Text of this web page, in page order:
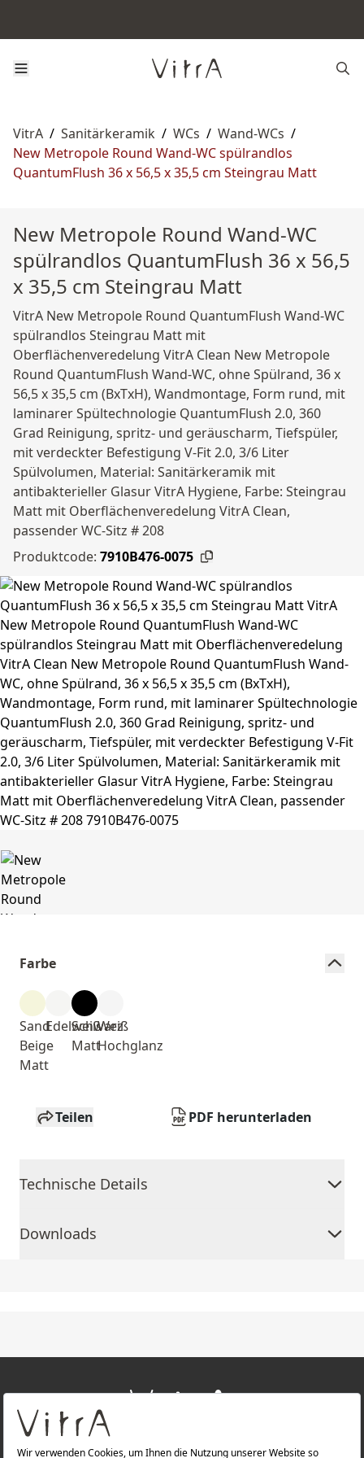
VitrA / Sanitärkeramik / WCs / Wand-WCs /
New Metropole Round Wand-WC spülrandlos
QuantumFlush 36 x 56,5 x 35,5 cm Steingrau Matt
New Metropole Round Wand-WC
spülrandlos QuantumFlush 36 x 56,5
x 35,5 cm Steingrau Matt
VitrA New Metropole Round QuantumFlush Wand-WC
spülrandlos Steingrau Matt mit
Oberflächenveredelung VitrA Clean New Metropole
Round QuantumFlush Wand-WC, ohne Spülrand, 36 x
56,5 x 35,5 cm (BxTxH), Wandmontage, Form rund, mit
laminarer Spültechnologie QuantumFlush 2.0, 360
Grad Reinigung, spritz- und geräuscharm, Tiefspüler,
mit verdeckter Befestigung V-Fit 2.0, 3/6 Liter
Spülvolumen, Material: Sanitärkeramik mit
antibakterieller Glasur VitrA Hygiene, Farbe: Steingrau
Matt mit Oberflächenveredelung VitrA Clean,
passender WC-Sitz # 208
Produktcode: 7910B476-0075
Farbe
Sand
Beige
Matt
Edelweiß
Schwarz
Matt
Weiß
Hochglanz
Teilen PDF herunterladen
Technische Details
Downloads